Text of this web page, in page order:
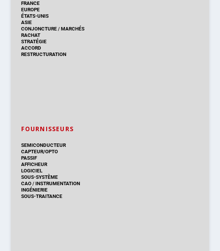
FRANCE
EUROPE
ÉTATS-UNIS
ASIE
CONJONCTURE/MARCHÉS
RACHAT
STRATÉGIE
ACCORD
RESTRUCTURATION
FOURNISSEURS
SEMICONDUCTEUR
CAPTEUR/OPTO
PASSIF
AFFICHEUR
LOGICIEL
SOUS-SYSTÈME
CAO/INSTRUMENTATION
INGÉNIERIE
SOUS-TRAITANCE